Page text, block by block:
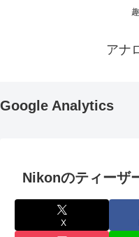
アナ
Google Analytics
Nikonのティーザ
X